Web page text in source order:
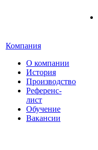
Компания
О компании
История
Производство
Референс-
лист
Обучение
Вакансии